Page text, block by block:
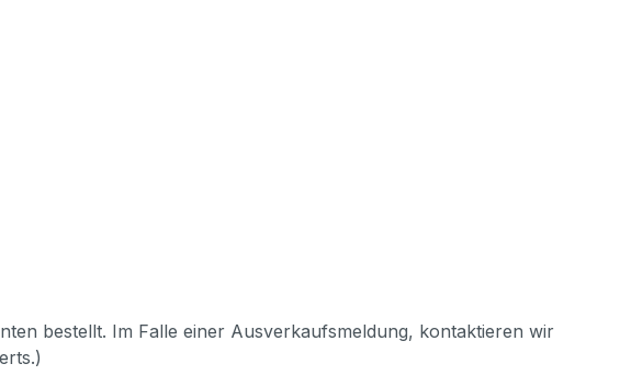
bestellt. Im Falle einer Ausverkaufsmeldung, kontaktieren wir